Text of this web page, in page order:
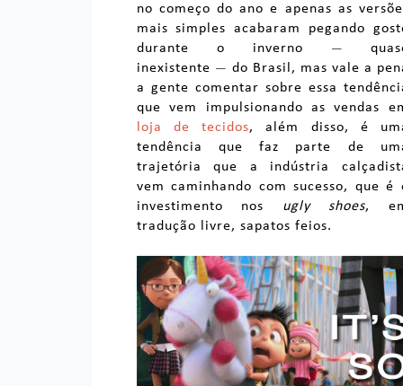
no começo do ano e apenas as
mais simples acabaram pegando
durante o inverno
—
inexistente — do Brasil, mas vale a
a gente comentar sobre essa
que vem impulsionando as vendas
loja de tecidos, além disso, é
tendência que faz parte de
trajetória que a indústria
vem caminhando com sucesso, que é
investimento nos ugly shoes,
tradução livre, sapatos feios.